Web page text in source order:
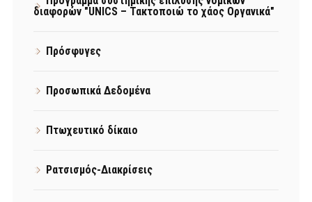
διαφορών "UNICS – Τακτοποιώ το χάος Οργανικά"
Πρόσφυγες
Προσωπικά Δεδομένα
Πτωχευτικό δίκαιο
Ρατσισμός-Διακρίσεις